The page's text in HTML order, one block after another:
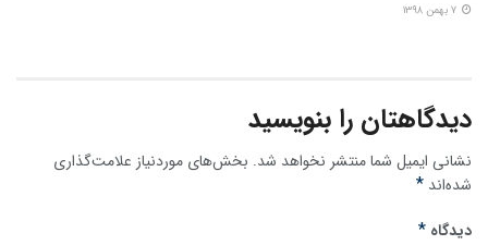
دیدگاهتان را بنویسید
نشانی ایمیل شما منتشر نخواهد شد. بخش‌های موردنیاز علامت‌گذاری
شده‌اند *
دیدگاه *